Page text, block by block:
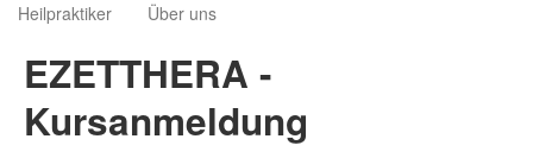
Heilpraktiker
Über uns
EZETTHERA -
Kursanmeldung